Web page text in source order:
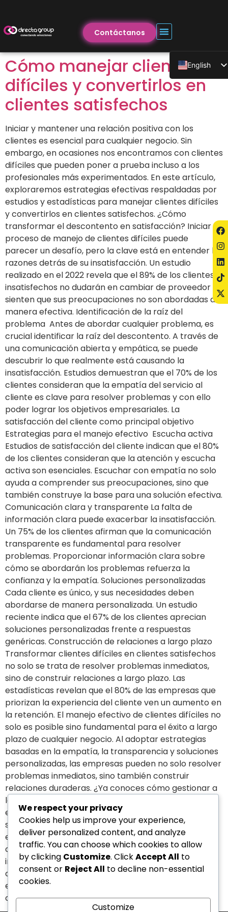
Contáctanos
English
Cómo manejar clientes
difíciles y convertirlos en
clientes satisfechos
Iniciar y mantener una relación positiva con los
clientes es esencial para cualquier negocio. Sin
embargo, en ocasiones nos encontramos con clientes
difíciles que pueden poner a prueba incluso a los
profesionales más experimentados. En este artículo,
exploraremos estrategias efectivas respaldadas por
estudios y estadísticas para manejar clientes difíciles
y convertirlos en clientes satisfechos. ¿Cómo
transformar el descontento en satisfacción? Iniciar el
proceso de manejo de clientes difíciles puede
parecer un desafío, pero la clave está en entender las
razones detrás de su insatisfacción. Un estudio
realizado en el 2022 revela que el 89% de los clientes
insatisfechos no dudarán en cambiar de proveedor si
sienten que sus preocupaciones no son abordadas de
manera efectiva. Identificación de la raíz del
problema Antes de abordar cualquier problema, es
crucial identificar la raíz del descontento. A través de
una comunicación abierta y empática, se puede
descubrir lo que realmente está causando la
insatisfacción. Estudios demuestran que el 70% de los
clientes consideran que la empatía del servicio al
cliente es clave para resolver problemas y con ello
poder lograr los objetivos empresariales. La
satisfacción del cliente como principal objetivo
Estrategias para el manejo efectivo Escucha activa
Estudios de satisfacción del cliente indican que el 80%
de los clientes consideran que la atención y escucha
activa son esenciales. Escuchar con empatía no solo
ayuda a comprender sus preocupaciones, sino que
también construye la base para una solución efectiva.
Comunicación clara y transparente La falta de
información clara puede exacerbar la insatisfacción.
Un 75% de los clientes afirman que la comunicación
transparente es fundamental para resolver
problemas. Proporcionar información clara sobre
cómo se abordarán los problemas refuerza la
confianza y la empatía. Soluciones personalizadas
Cada cliente es único, y sus necesidades deben
abordarse de manera personalizada. Un estudio
reciente indica que el 67% de los clientes aprecian
soluciones personalizadas frente a respuestas
genéricas. Construcción de relaciones a largo plazo
Transformar clientes difíciles en clientes satisfechos
no solo se trata de resolver problemas inmediatos,
sino de construir relaciones a largo plazo. Las
estadísticas revelan que el 80% de las empresas que
priorizan la experiencia del cliente ven un aumento en
la retención. El manejo efectivo de clientes difíciles no
solo es posible sino fundamental para el éxito a largo
plazo de cualquier negocio. Al adoptar estrategias
basadas en la empatía, la transparencia y soluciones
personalizadas, las empresas pueden no solo resolver
problemas inmediatos, sino también construir
relaciones duraderas. ¿Ya conoces cómo gestionar a
los clientes difíciles de forma eficaz? Con las
estrategias antes planteadas, podrás aumentar la
satisfacción de tus clientes difíciles y mejorar su
experiencia con tu empresa. Si te gustó nuestro
contenido no dudes en compartir esta valiosa
información, de igual manera déjanos tus
comentarios, estamos aquí para servirte. Te
esperamos en nuestro próximo artículo ¡Seguimos
conectando emociones!
We respect your privacy
Cookies help us improve your experience,
deliver personalized content, and analyze
traffic. You can choose which cookies to allow
by clicking Customize. ClickAccept All to
consent or Reject All to decline non-essential
cookies.
Customize